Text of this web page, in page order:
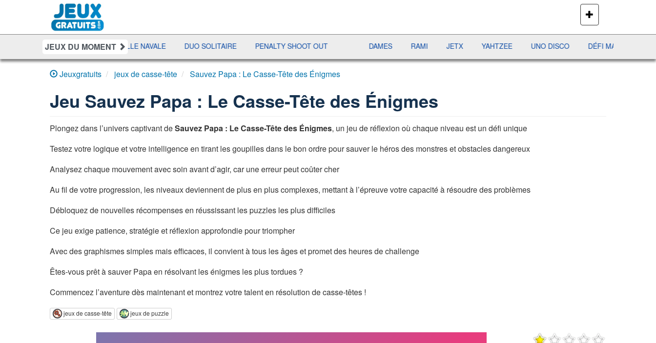
PLUS
DE
JEUX
JEUX DU MOMENT
SHERIFF POKER BATAILLE NAVALE DUO SOLITAIRE PENALTY SHOOT OUT RAMI JETX YAHTZEE UNO DISCO DÉFI MAHJONG
Jeuxgratuits jeux de casse-tête Sauvez Papa : Le Casse-Tête des Énigmes
Jeu Sauvez Papa : Le Casse-Tête des Énigmes
Plongez dans l’univers captivant deSauvez Papa : Le Casse-Tête des Énigmes, un jeu de réflexion où chaque niveau est un défi unique
Testez votre logique et votre intelligence en tirant les goupilles dans le bon ordre pour sauver le héros des monstres et obstacles dangereux
Analysez chaque mouvement avec soin avant d’agir, car une erreur peut coûter cher
Au fil de votre progression, les niveaux deviennent de plus en plus complexes, mettant à l’épreuve votre capacité à résoudre des problèmes
Débloquez de nouvelles récompenses en réussissant les puzzles les plus difficiles
Ce jeu exige patience, stratégie et réflexion approfondie pour triompher
Avec des graphismes simples mais efficaces, il convient à tous les âges et promet des heures de challenge
Êtes-vous prêt à sauver Papa en résolvant les énigmes les plus tordues ?
Commencez l’aventure dès maintenant et montrez votre talent en résolution de casse-têtes !
jeux de casse-tête jeux de puzzle